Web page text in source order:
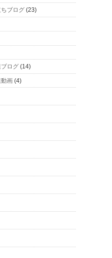
ブログ (23)
ログ (14)
画 (4)